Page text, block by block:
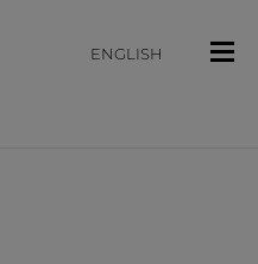
ENGLISH